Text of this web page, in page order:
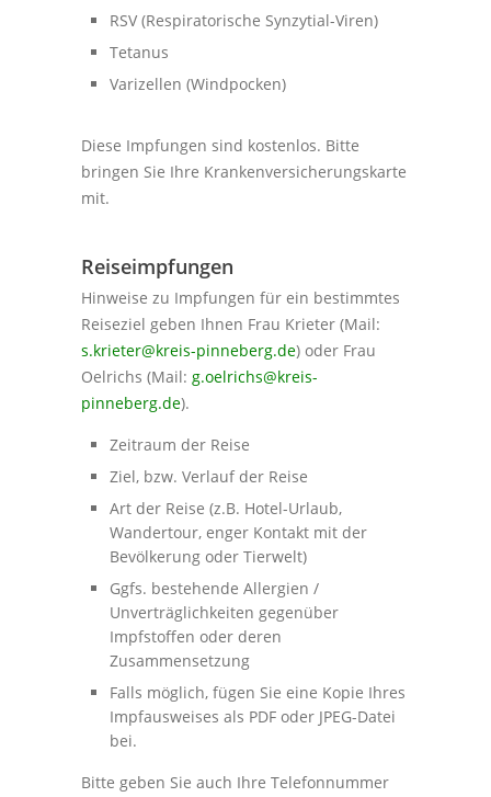
RSV (Respiratorische Synzytial-Viren)
Tetanus
Varizellen (Windpocken)
Diese Impfungen sind kostenlos. Bitte
bringen Sie Ihre Krankenversicherungskarte
mit.
Reiseimpfungen
Hinweise zu Impfungen für ein bestimmtes
Reiseziel geben Ihnen Frau Krieter (Mail:
s.krieter@kreis-pinneberg.de) oder Frau
Oelrichs (Mail: g.oelrichs@kreis-
pinneberg.de).
Zeitraum der Reise
Ziel, bzw. Verlauf der Reise
Art der Reise (z.B. Hotel-Urlaub,
Wandertour, enger Kontakt mit der
Bevölkerung oder Tierwelt)
Ggfs. bestehende Allergien /
Unverträglichkeiten gegenüber
Impfstoffen oder deren
Zusammensetzung
Falls möglich, fügen Sie eine Kopie Ihres
Impfausweises als PDF oder JPEG-Datei
bei.
Bitte geben Sie auch Ihre Telefonnummer